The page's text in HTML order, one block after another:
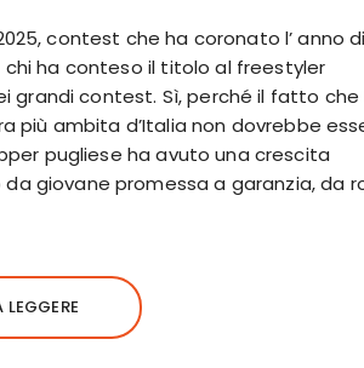
contest che ha coronato l’ anno di
chi ha conteso il titolo al freestyler
grandi contest. Sì, perché il fatto che
più ambita d’Italia non dovrebbe
pugliese ha avuto una crescita
giovane promessa a garanzia, da